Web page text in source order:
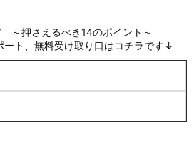
～押さえるべき14のポイント～
ート、無料受け取り口はコチラです↓